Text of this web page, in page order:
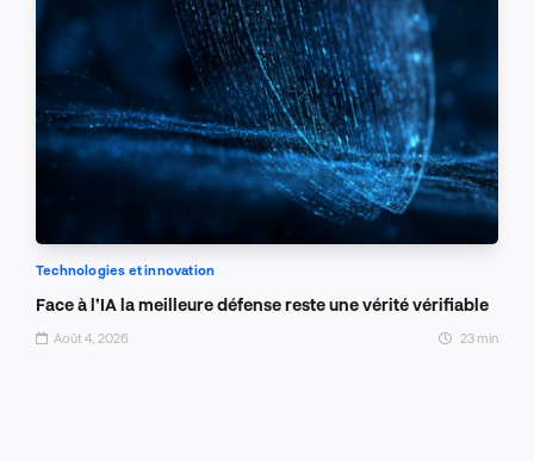
Technologies et innovation
Face à l’IA la meilleure défense reste une vérité vérifiable
Août 4, 2026 23 min